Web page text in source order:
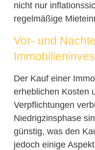
nicht nur
regelmäßige
Vor- und
Der Kauf einer
erheblichen Kosten
Verpflichtungen
Niedrigzinsphase
günstig, was den
jedoch einige